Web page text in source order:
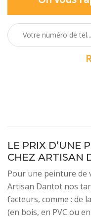
LE PRIX D’UNE
CHEZ ARTISAN
Pour une peinture de
Artisan Dantot nos
facteurs, comme : de
(en bois, en PVC ou